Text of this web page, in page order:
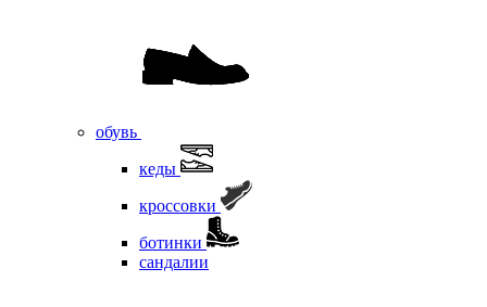
обувь
кеды
кроссовки
ботинки
сандалии